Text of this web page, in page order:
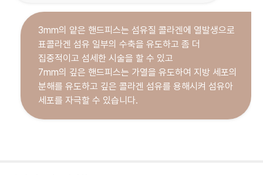
3mm의 얕은 핸드피스는 섬유질 콜라겐에 열발생으로
표콜라겐 섬유 일부의 수축을 유도하고 좀 더
집중적이고 섬세한 시술을 할 수 있고
7mm의 깊은 핸드피스는 가열을 유도하여 지방 세포의
분해를 유도하고 깊은 콜라겐 섬유를 용해시켜 섬유아
세포를 자극할 수 있습니다.